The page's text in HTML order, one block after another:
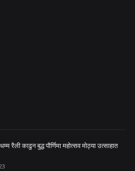
रैली काढुन बुद्ध पौर्णिमा महोत्सव मोठ्या उत्साहात